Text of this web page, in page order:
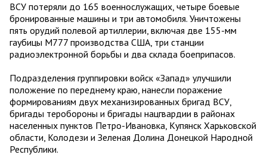
ВСУ потеряли до 165 военнослужащих, четыре боевые
бронированные машины и три автомобиля. Уничтожены
пять орудий полевой артиллерии, включая две 155-мм
гаубицы М777 производства США, три станции
радиоэлектронной борьбы и два склада боеприпасов.
Подразделения группировки войск «Запад» улучшили
положение по переднему краю, нанесли поражение
формированиям двух механизированных бригад ВСУ,
бригады теробороны и бригады нацгвардии в районах
населенных пунктов Петро-Ивановка, Купянск Харьковской
области, Колодези и Зеленая Долина Донецкой Народной
Республики.